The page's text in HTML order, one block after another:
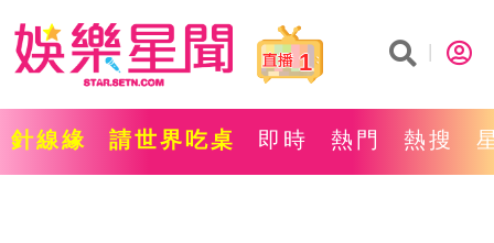
1
針線緣 請世界吃桌 即時 熱門 熱搜